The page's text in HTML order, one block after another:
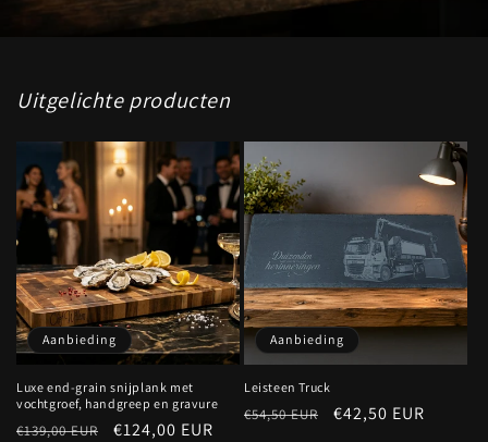
Uitgelichte producten
Aanbieding
Luxe end-grain snijplank met
vochtgroef, handgreep en gravure
Normale
€139,00 EUR Aanbiedingsprijs
€124,00 EUR
Aanbieding
Leisteen Truck
Normale
€54,50 EUR Aanbiedingsprijs
€42,50 EUR